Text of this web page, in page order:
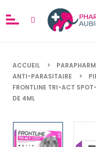
ACCUEIL
ANTI-PARASITAIRE
FRONTLINE TRI-ACT
DE 4ML